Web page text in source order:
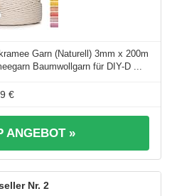
Garn (Naturell) 3mm x 200m
Baumwollgarn für DIY-D ...
€
ANGEBOT »
2